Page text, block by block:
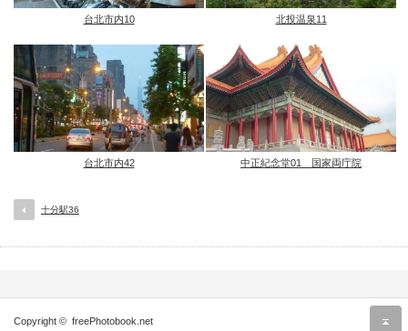
台北市内10 北投温泉11
台北市内42 中正紀念堂01 国家両庁院
十分駅36
Copyright © freePhotobook.net